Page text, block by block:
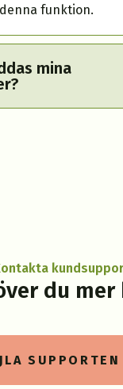
funktion.
mina
du mer
SUPPORTEN